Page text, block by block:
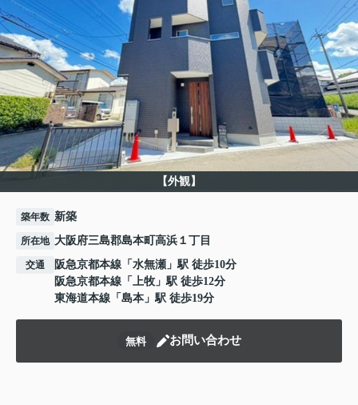
【外観】
築年数 新築
所在地 大阪府三島郡島本町高浜１丁目
交通 阪急京都本線 「 水無瀬 」駅 徒歩10分
阪急京都本線 「 上牧 」駅 徒歩12分
東海道本線 「 島本 」駅 徒歩19分
無料 お問い合わせ